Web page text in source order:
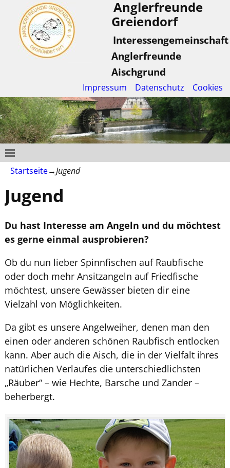
Anglerfreunde
Greiendorf
Interessengemeinschaft
Anglerfreunde
Aischgrund
Impressum Datenschutz Cookies
Startseite→Jugend
Jugend
Du hast Interesse am Angeln und du möchtest
es gerne einmal ausprobieren?
Ob du nun lieber Spinnfischen auf Raubfische
oder doch mehr Ansitzangeln auf Friedfische
möchtest, unsere Gewässer bieten dir eine
Vielzahl von Möglichkeiten.
Da gibt es unsere Angelweiher, denen man den
einen oder anderen schönen Raubfisch entlocken
kann. Aber auch die Aisch, die in der Vielfalt ihres
natürlichen Verlaufes die unterschiedlichsten
„Räuber“ – wie Hechte, Barsche und Zander –
beherbergt.